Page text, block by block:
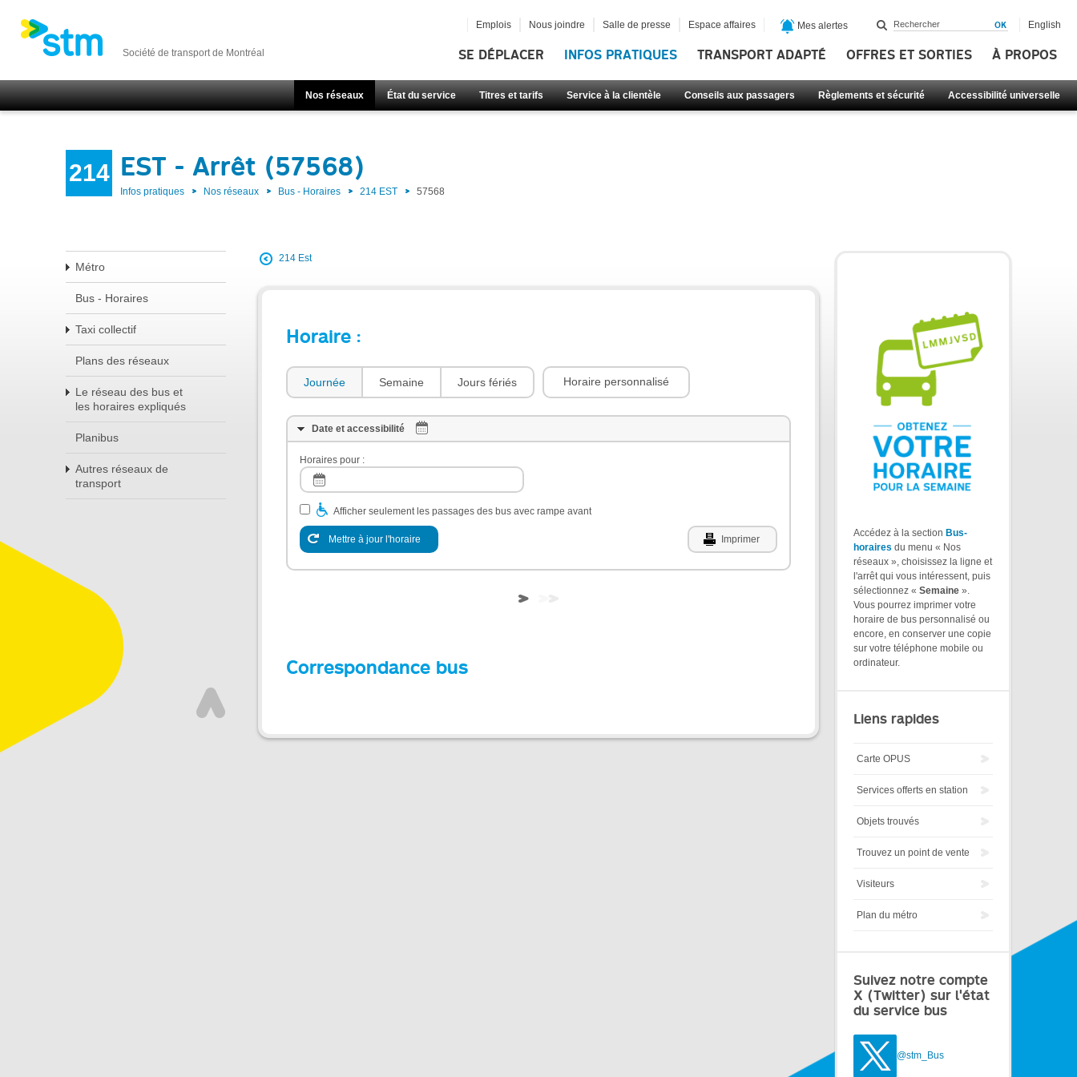
Société de transport de Montréal SE DÉPLACER INFOS PRATIQUES TRANSPORT ADAPTÉ OFFRES ET SORTIES À PROPOS
Nos réseaux État du service Titres et tarifs Service à la clientèle Conseils aux passagers Règlements et sécurité Accessibilité universelle
Emplois Nous joindre Salle de presse Espace affaires Mes alertes English
214 EST - Arrêt (57568)
Infos pratiques Nos réseaux Bus - Horaires 214 EST 57568
Métro
Bus - Horaires
Taxi collectif
Plans des réseaux
Le réseau des bus et
les horaires expliqués
Planibus
Autres réseaux de
transport
214 Est
Horaire :
Journée Semaine Jours fériés Horaire personnalisé
Date et accessibilité
Horaires pour :
Afficher seulement les passages des bus avec rampe avant
Mettre à jour l'horaire Imprimer
Correspondance bus
Accédez à la section Bus-
horaires du menu « Nos
réseaux », choisissez la ligne et
l'arrêt qui vous intéressent, puis
sélectionnez « Semaine ».
Vous pourrez imprimer votre
horaire de bus personnalisé ou
encore, en conserver une copie
sur votre téléphone mobile ou
ordinateur.
Liens rapides
Carte OPUS
Services offerts en station
Objets trouvés
Trouvez un point de vente
Visiteurs
Plan du métro
Suivez notre compte
X (Twitter) sur l'état
du service bus
@stm_Bus